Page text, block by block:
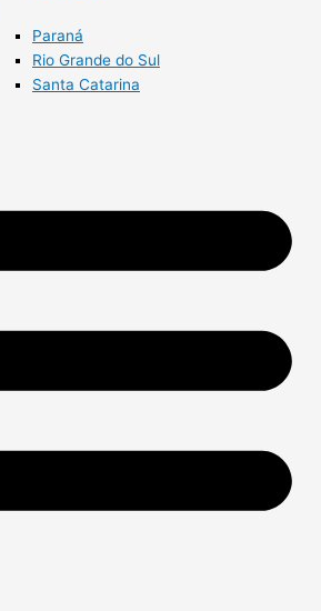
Paraná
Rio Grande do Sul
Santa Catarina